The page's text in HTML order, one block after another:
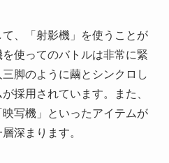
、「射影機」を使うことが
使ってのバトルは非常に緊
脚のように繭とシンクロし
採用されています。また、
写機」といったアイテムが
深まります。